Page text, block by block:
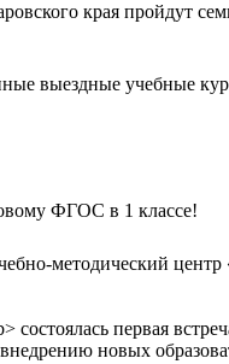
края пройдут
выездные учебные
ФГОС в 1 классе!
методический
состоялась первая
новых